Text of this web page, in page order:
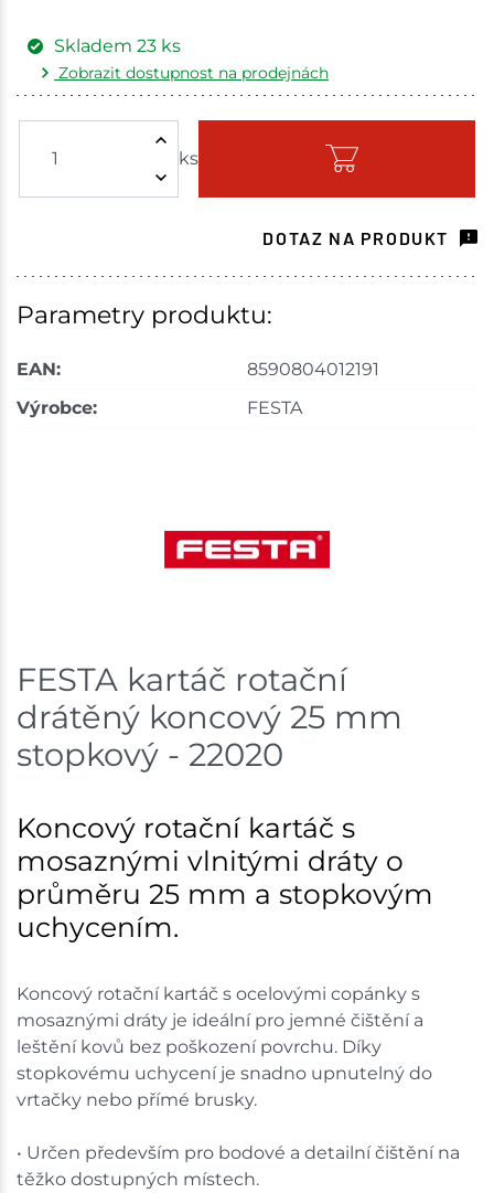
ks
Skladem 23 ks
Zobrazit dostupnost na prodejnách
Skladem - ihned k odeslání
Choceň 4 ks
Tišnov
Skladem na prodejně - doručení do 7 dnů
Bystřice
Skladem na prodejně - doručení do 7 dnů
Skladem na prodejně - doručení do 7 dnů
Nové Město
Skladem na prodejně - doručení do 7 dnů
1 ks
Skladem na prodejně - doručení do 7 dnů
Skladové množství na prodejnách je pouze orientační.
Ceny na prodejnách se mohou lišit od cen na e-
DOTAZ NA PRODUKT
Parametry produktu:
EAN:
8590804012191
Výrobce:
FESTA
FESTA kartáč rotační
drátěný koncový 25 mm
stopkový - 22020
Koncový rotační kartáč s
mosaznými vlnitými dráty o
průměru 25 mm a stopkovým
uchycením.
Koncový rotační kartáč s ocelovými copánky s
mosaznými dráty je ideální pro jemné čištění a
leštění kovů bez poškození povrchu. Díky
stopkovému uchycení je snadno upnutelný do
vrtačky nebo přímé brusky.
• Určen především pro bodové a detailní čištění na
těžko dostupných místech.